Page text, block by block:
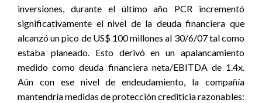
inversiones, durante el último año PCR incrementó
significativamente el nivel de la deuda financiera que
alcanzó un pico de US$ 100 millones al 30/6/07 tal como
estaba planeado. Esto derivó en un apalancamiento
medido como deuda financiera neta/EBITDA de 1.4x.
Aún con ese nivel de endeudamiento, la compañía
mantendría medidas de protección crediticia razonables: